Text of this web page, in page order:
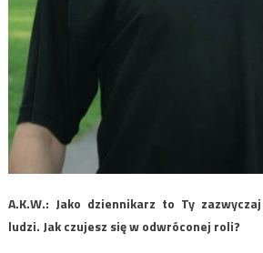
A.K.W.: Jako dziennikarz to Ty
ludzi. Jak czujesz się wodwróconej roli?